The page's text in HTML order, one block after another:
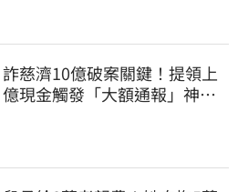
詐慈濟10億破案關鍵！提領上
億現金觸發「大額通報」神鬼